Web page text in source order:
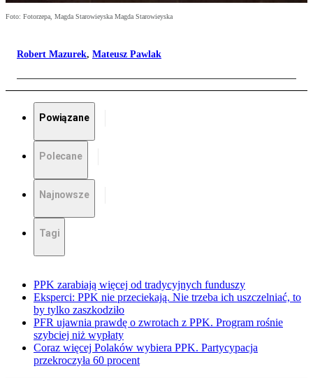
Foto: Fotorzepa, Magda Starowieyska Magda Starowieyska
Robert Mazurek, Mateusz Pawlak
Powiązane
Polecane
Najnowsze
Tagi
PPK zarabiają więcej od tradycyjnych funduszy
Eksperci: PPK nie przeciekają. Nie trzeba ich uszczelniać, to
by tylko zaszkodziło
PFR ujawnia prawdę o zwrotach z PPK. Program rośnie
szybciej niż wypłaty
Coraz więcej Polaków wybiera PPK. Partycypacja
przekroczyła 60 procent